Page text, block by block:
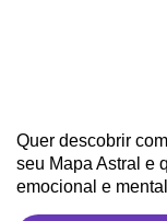
Quer descobrir
seu Mapa Astral e
emocional e